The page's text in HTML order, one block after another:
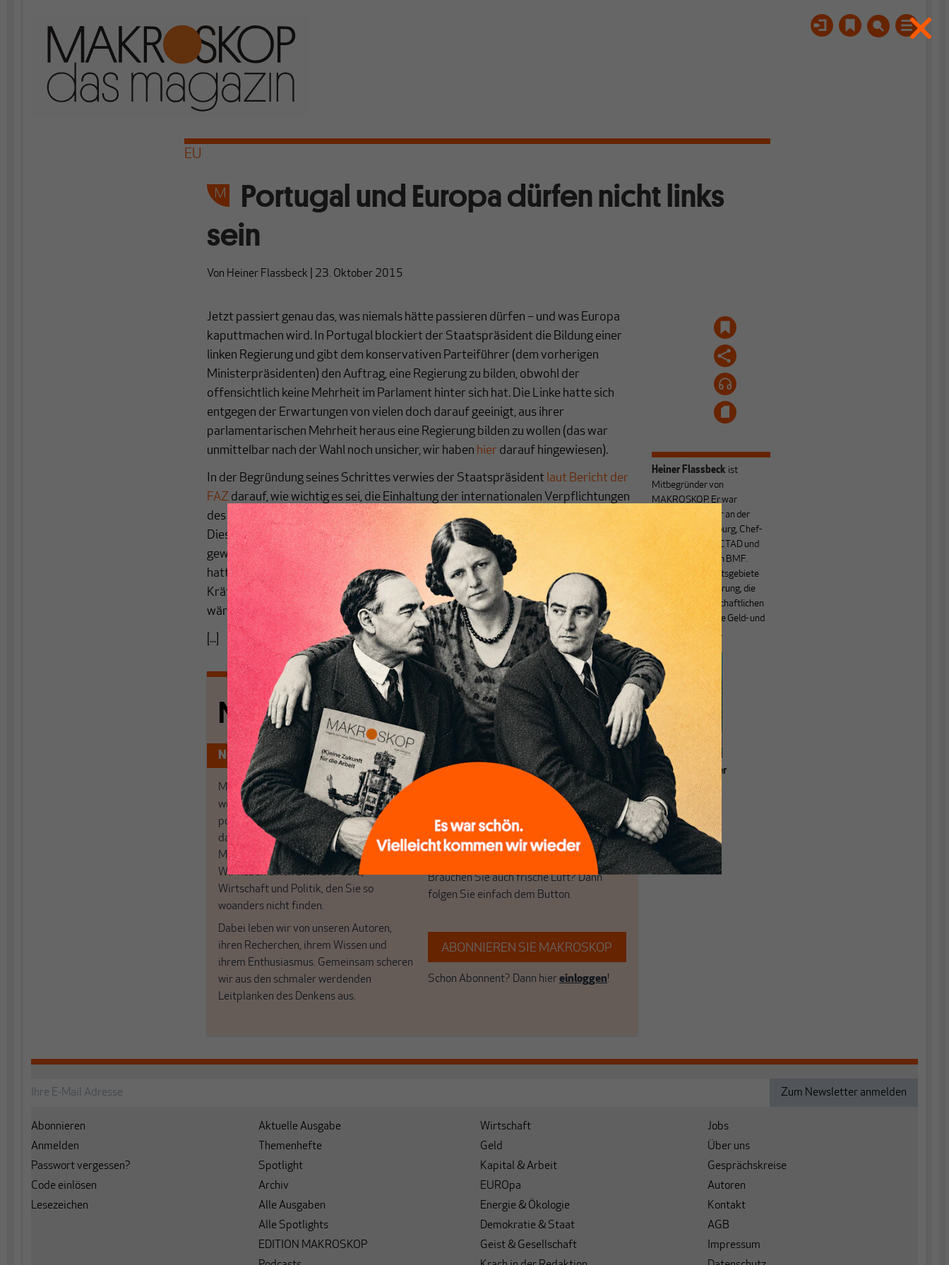
EU
Portugal und Europa dürfen nicht links
sein
Von Heiner Flassbeck 23. Oktober 2015
Jetzt passiert genau das, was niemals hätte passieren dürfen – und was Europa
kaputtmachen wird. In Portugal blockiert der Staatspräsident die Bildung einer
linken Regierung und gibt dem konservativen Parteiführer (dem vorherigen
Ministerpräsidenten) den Auftrag, eine Regierung zu bilden, obwohl der
offensichtlich keine Mehrheit im Parlament hinter sich hat. Die Linke hatte sich
entgegen der Erwartungen von vielen doch darauf geeinigt, aus ihrer
parlamentarischen Mehrheit heraus eine Regierung bilden zu wollen (das war
unmittelbar nach der Wahl noch unsicher, wir haben hier darauf hingewiesen).
In der Begründung seines Schrittes verwies der Staatspräsident laut Bericht der
FAZ darauf, wie wichtig es sei, die Einhaltung der internationalen Verpflichtungen
des Landes, welches zu den Gründungsmitgliedern der Nato zählt, zu garantieren.
Dies sehe er, so die FAZ, in einem Pakt zwischen den Linksparteien nicht als
gewährleistet an. Wörtlich sagte er laut FAZ: „In den vierzig Jahren der Demokratie
hatte Portugal niemals eine Regierung, welche von anti-europäischen politischen
Kräften abhing.“ Er fügte hinzu: „Außerhalb der Europäischen Union und des Euro
wäre die Zukunft Portugals katastrophal.“
[...]
Nichts schreibt sich von allein!
Nur für Abonnenten
MAKROSKOP analysiert
wirtschaftspolitische Themen aus einer
postkeynesianischen Perspektive und ist
damit in Deutschland einzigartig.
MAKROSKOP steht für das große Ganze.
Wir haben einen Blick auf Geld,
Wirtschaft und Politik, den Sie so
woanders nicht finden.
Dabei leben wir von unseren Autoren,
ihren Recherchen, ihrem Wissen und
ihrem Enthusiasmus. Gemeinsam scheren
wir aus den schmaler werdenden
Leitplanken des Denkens aus.
Wir verlassen die journalistische
Filterblase, in der sich viele eingerichtet
haben. Wir öffnen Fenster und bringen
frische Luft in die engen und verstaubten
Debattenräume.
Brauchen Sie auch frische Luft? Dann
folgen Sie einfach dem Button.
ABONNIEREN SIE MAKROSKOP
Schon Abonnent? Dann hiereinloggen!
Heiner Flassbeck ist
Mitbegründer von
MAKROSKOP. Er war
Honorarprofessor an der
Universität Hamburg, Chef-
Volkswirt der UNCTAD und
Staatssekretär im BMF.
Seine Hauptarbeitsgebiete
sind die Globalisierung, die
Theorie der wirtschaftlichen
Entwicklung sowie Geld- und
Währungstheorie.
Grundlagen einer
relevanten
Ökonomik
Abonnieren
Anmelden
Passwort vergessen?
Code einlösen
Lesezeichen
Aktuelle Ausgabe
Themenhefte
Spotlight
Archiv
Alle Ausgaben
Alle Spotlights
EDITION MAKROSKOP
Wirtschaft
Geld
Kapital & Arbeit
EUROpa
Energie & Ökologie
Demokratie & Staat
Geist & Gesellschaft
Jobs
Über uns
Gesprächskreise
Autoren
Kontakt
AGB
Impressum